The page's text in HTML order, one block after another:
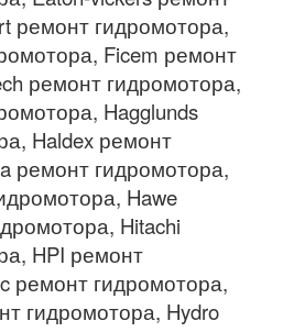
ремонт гидромотора,
Ficem ремонт
ремонт гидромотора,
Hagglunds
Haldex ремонт
ремонт гидромотора,
Hawe
Hitachi
HPI ремонт
ремонт гидромотора,
гидромотора, Hydro